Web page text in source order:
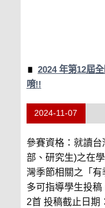
2024 年第12屆
唷!!
2024-11-07
參賽資格：就讀
部、研究生)之在
灣季節相關之「
多可指導學生投
2首 投稿截止日